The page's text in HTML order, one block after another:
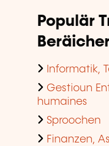
Populär
Informatik,
Gestioun
humaines
Sproochen
Finanzen,